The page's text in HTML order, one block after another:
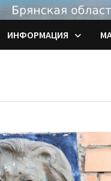
ИНФОРМАЦИЯ